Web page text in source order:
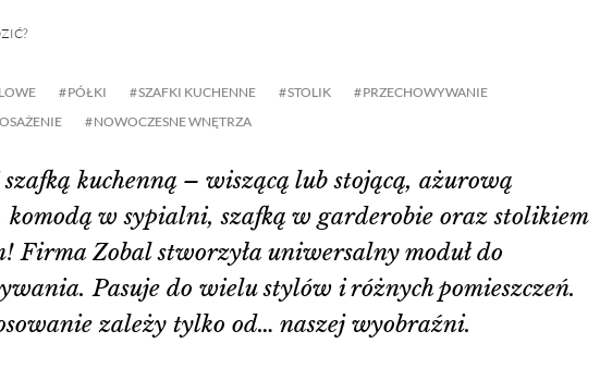
PÓŁKI SZAFKI KUCHENNE STOLIK
PRZECHOWYWANIE
NOWOCZESNE WNĘTRZA
kuchenną – wiszącą lub stojącą, ażurową
w sypialni, szafką w garderobie oraz stolikiem
Firma Zobal stworzyła uniwersalny moduł do
Pasuje do wielu stylów i różnych pomieszczeń.
zależy tylko od… naszej wyobraźni.